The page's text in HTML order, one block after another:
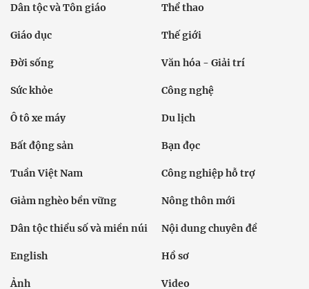
Dân tộc và Tôn giáo Thể thao
Giáo dục Thế giới
Đời sống Văn hóa - Giải trí
Sức khỏe Công nghệ
Ô tô xe máy Du lịch
Bất động sản Bạn đọc
Tuần Việt Nam Công nghiệp hỗ trợ
Giảm nghèo bền vững Nông thôn mới
Dân tộc thiểu số và miền núi Nội dung chuyên đề
English Hồ sơ
Ảnh Video